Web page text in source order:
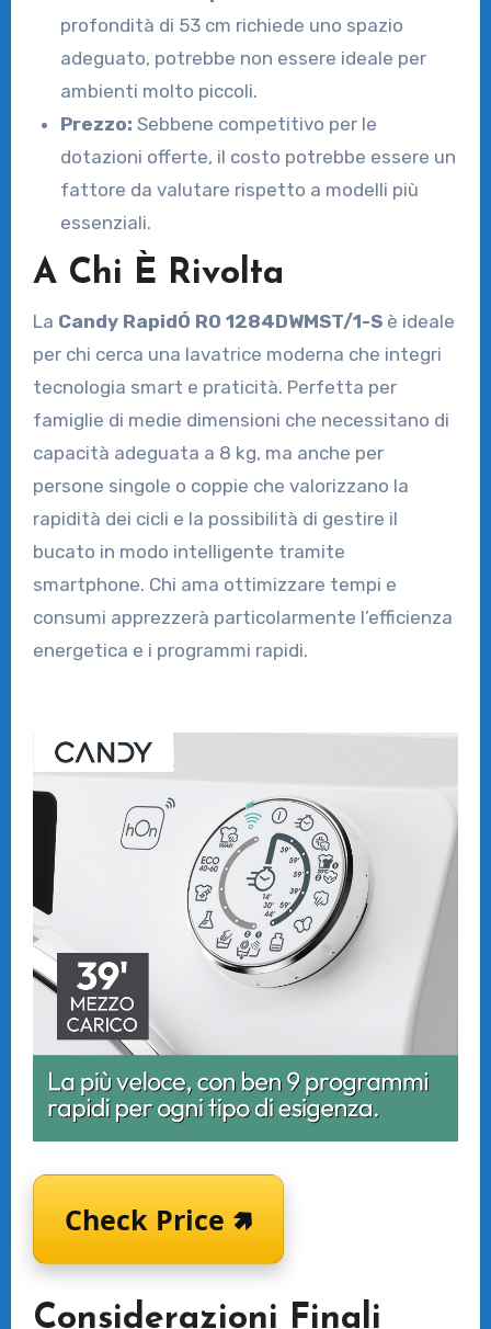
profondità di 53 cm richiede uno spazio
adeguato, potrebbe non essere ideale per
ambienti molto piccoli.
Prezzo: Sebbene competitivo per le
dotazioni offerte, il costo potrebbe essere un
fattore da valutare rispetto a modelli più
essenziali.
A Chi È Rivolta
La Candy RapidÓ RO 1284DWMST/1-Sè ideale
per chi cerca una lavatrice moderna che integri
tecnologia smart e praticità. Perfetta per
famiglie di medie dimensioni che necessitano di
capacità adeguata a 8 kg, ma anche per
persone singole o coppie che valorizzano la
rapidità dei cicli e la possibilità di gestire il
bucato in modo intelligente tramite
smartphone. Chi ama ottimizzare tempi e
consumi apprezzerà particolarmente l’efficienza
energetica e i programmi rapidi.
Check Price 🢅
Considerazioni Finali